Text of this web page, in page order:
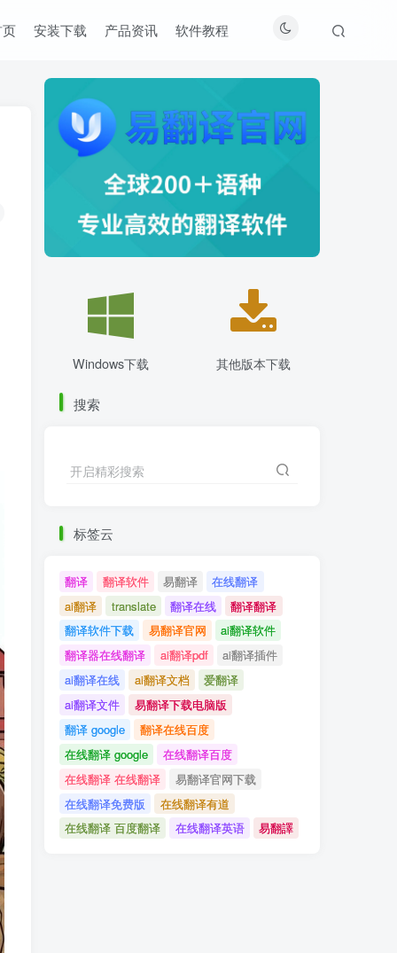
安装下载 产品资讯 软件教程
Windows下载 其他版本下载
搜索
开启精彩搜索
标签云
翻译 翻译软件 易翻译
在线翻译
ai翻译
translate 翻译在线
翻译翻译
翻译软件下载
易翻译官网
ai翻译软件
翻译器在线翻译
ai翻译pdf
ai翻译插件
ai翻译在线
ai翻译文档
爱翻译
ai翻译文件
易翻译下载电脑版
翻译 google
翻译在线百度
在线翻译 google
在线翻译百度
在线翻译 在线翻译
易翻译官网下载
在线翻译免费版
在线翻译有道
在线翻译 百度翻译
在线翻译英语 易翻譯